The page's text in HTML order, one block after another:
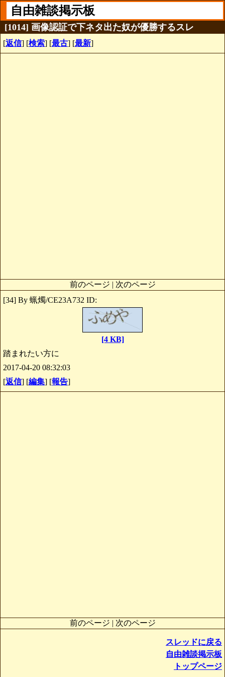
自由雑談掲示板
[1014] 画像認証で下ネタ出た奴が優勝するスレ
[返信] [検索] [最古] [最新]
前のページ | 次のページ
[34] By 蝋燭/CE23A732 ID:
[4 KB]
踏まれたい方に
2017-04-20 08:32:03
[返信] [編集] [報告]
前のページ | 次のページ
スレッドに戻る
自由雑談掲示板
トップページ